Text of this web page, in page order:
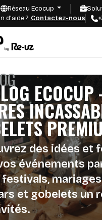
Réseau Ecocup
d'aide ? Contactez-nous
ECOCUP
des idées et
événements
et gobelets un